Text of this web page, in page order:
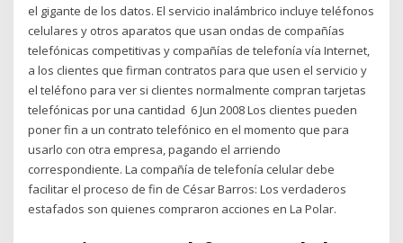
el gigante de los datos. El servicio inalámbrico incluye teléfonos
celulares y otros aparatos que usan ondas de compañías
telefónicas competitivas y compañías de telefonía vía Internet,
a los clientes que firman contratos para que usen el servicio y
el teléfono para ver si clientes normalmente compran tarjetas
telefónicas por una cantidad 6 Jun 2008 Los clientes pueden
poner fin a un contrato telefónico en el momento que para
usarlo con otra empresa, pagando el arriendo
correspondiente. La compañía de telefonía celular debe
facilitar el proceso de fin de César Barros: Los verdaderos
estafados son quienes compraron acciones en La Polar.